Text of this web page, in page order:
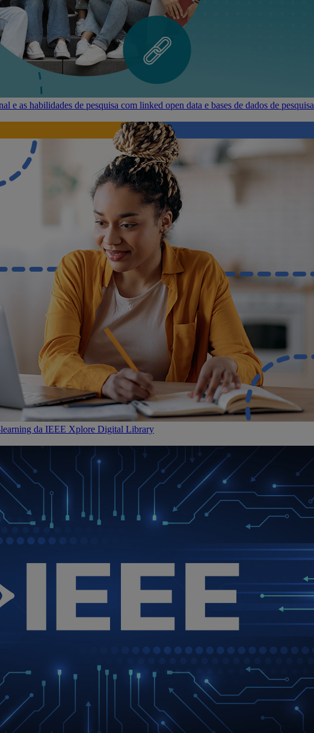
e as habilidades de pesquisa com linked open data e bases de dados de pesquisa
learning da IEEE Xplore Digital Library